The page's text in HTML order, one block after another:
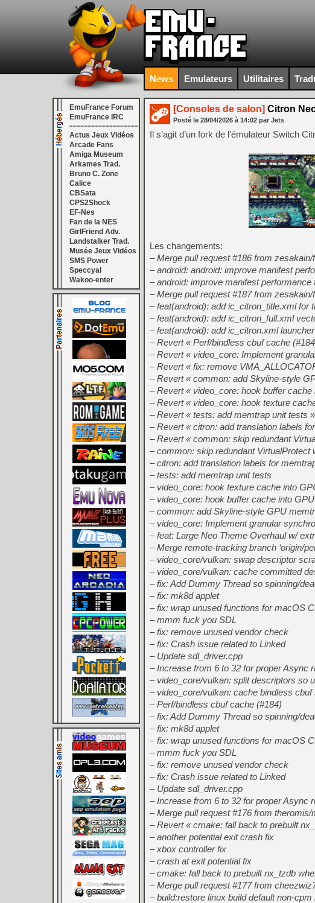
News Emulateurs Utilitaires
EmuFrance Forum
EmuFrance IRC
===================
Actus Jeux Vidéos
Arcade Fans
Amiga Museum
Arkames Trad.
Bruno C. Zone
Calice
CBSata
CPS2Shock
EF-Nes
Fan de la NES
GirlFriend Adv.
Landstalker Trad.
Musée Jeux Vidéos
SMS Power
Speccyal
Wakoo-enter
[Consoles de salon] Citron
Posté le 28/04/2026 à 14:02 par Jets
Il s’agit d’un fork de l’émulateur Switch
Les changements:
– Merge pull request #186 from
– android: android: improve manifest
– android: improve manifest performance
– Merge pull request #187 from zesakain/
– feat(android): add ic_citron_title.xml for
– feat(android): add ic_citron_full.xml
– feat(android): add ic_citron.xml
– Revert « Perf/bindless cbuf cache
– Revert « video_core: Implement
– Revert « fix: remove
– Revert « common: add Skyline-style
– Revert « video_core: hook buffer
– Revert « video_core: hook texture
– Revert « tests: add memtrap unit tests »
– Revert « citron: add translation labels
– Revert « common: skip redundant
– common: skip redundant VirtualProtect
– citron: add translation labels for
– tests: add memtrap unit tests
– video_core: hook texture cache into
– video_core: hook buffer cache into
– common: add Skyline-style GPU
– video_core: Implement granular
– feat: Large Neo Theme Overhaul w/
– Merge remote-tracking branch ‘origin/
– video_core/vulkan: swap descriptor
– video_core/vulkan: cache committed
– fix: Add Dummy Thread so spinning/
– fix: mk8d applet
– fix: wrap unused functions for macOS
– mmm fuck you SDL
– fix: remove unused vendor check
– fix: Crash issue related to Linked
– Update sdl_driver.cpp
– Increase from 6 to 32 for proper Async
– video_core/vulkan: split descriptors so
– video_core/vulkan: cache bindless
– Perf/bindless cbuf cache (#184)
– fix: Add Dummy Thread so spinning/
– fix: mk8d applet
– fix: wrap unused functions for macOS
– mmm fuck you SDL
– fix: remove unused vendor check
– fix: Crash issue related to Linked
– Update sdl_driver.cpp
– Increase from 6 to 32 for proper Async
– Merge pull request #176 from theromis/
– Revert « cmake: fall back to prebuilt
– another potential exit crash fix
– xbox controller fix
– crash at exit potential fix
– cmake: fall back to prebuilt nx_tzdb
– Merge pull request #177 from
– build:restore linux build default non-